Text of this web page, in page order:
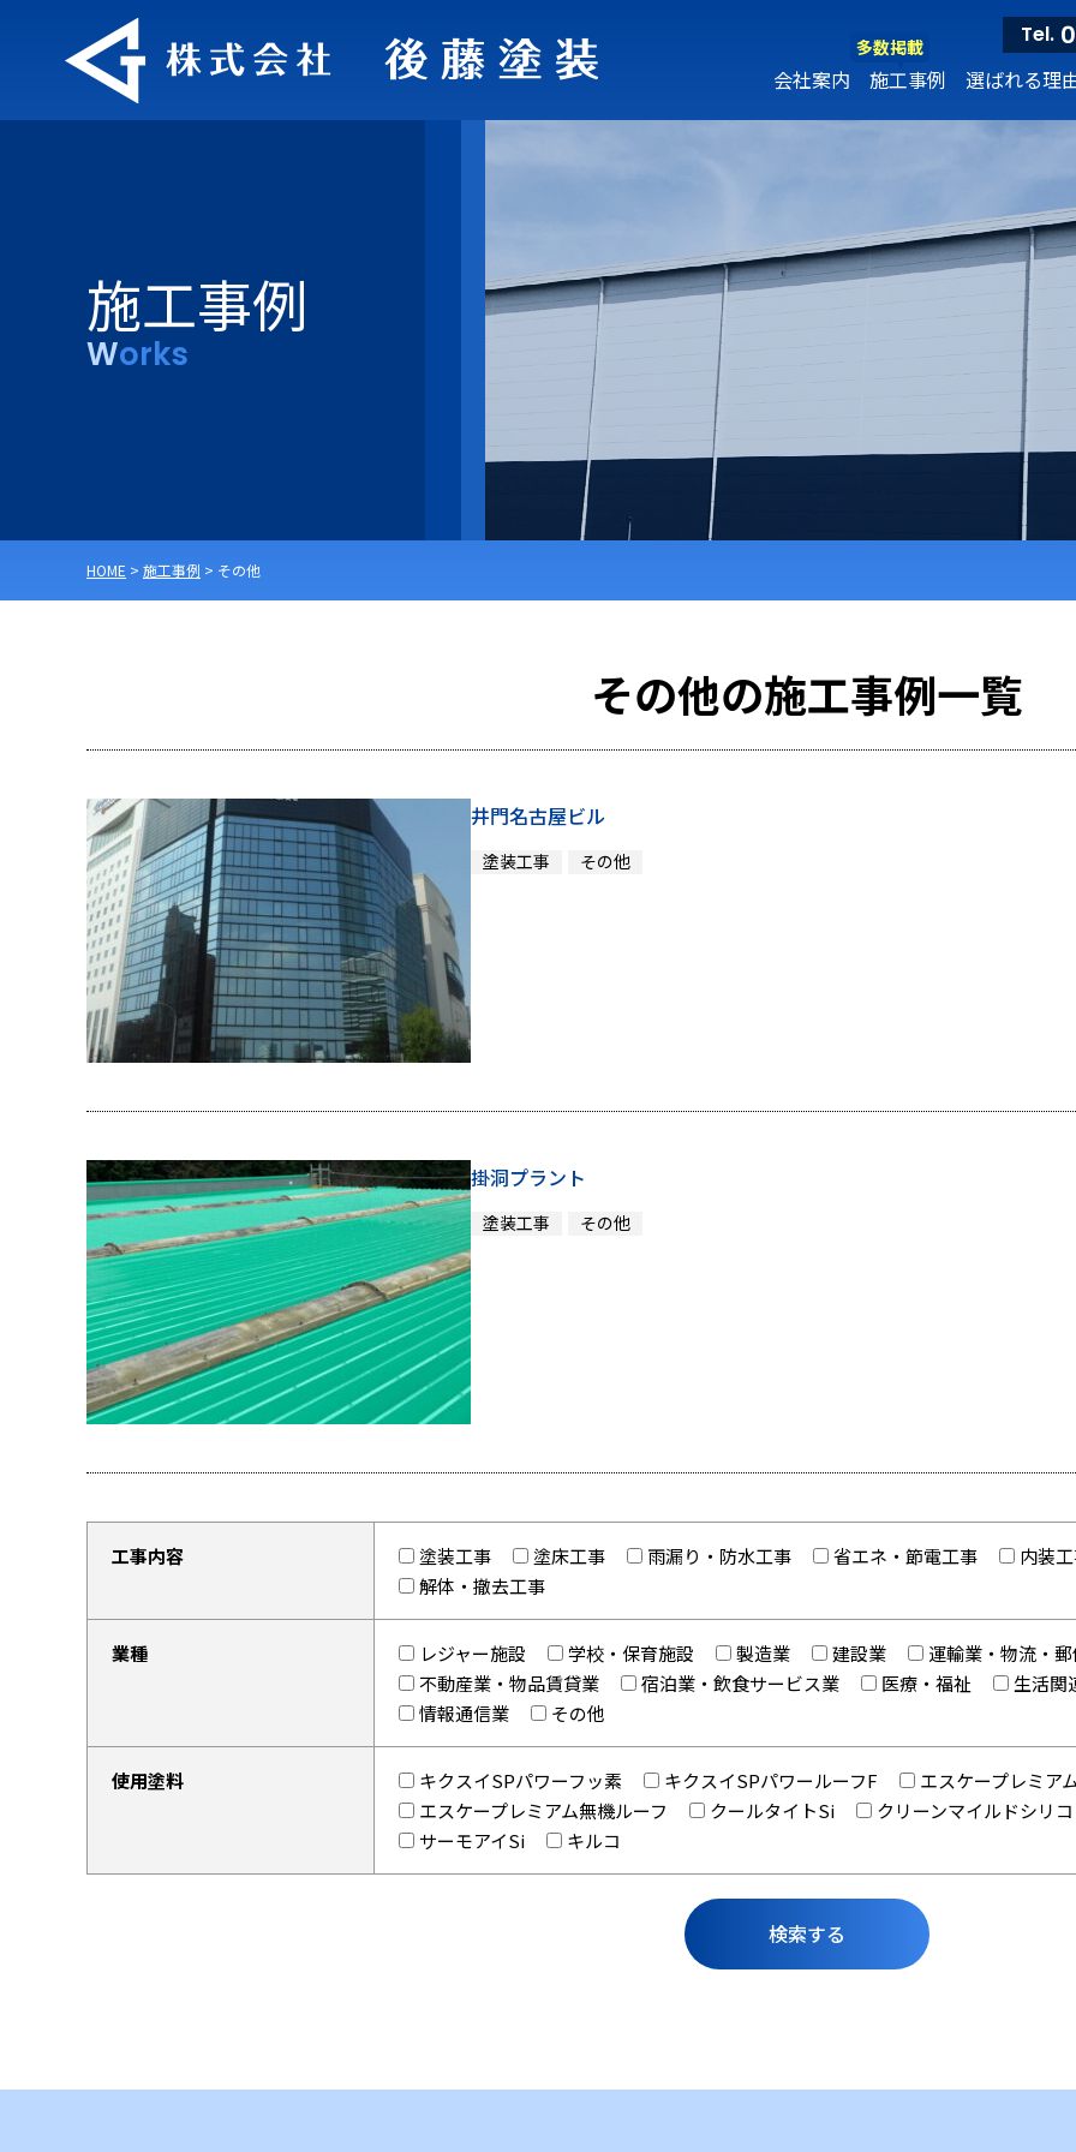
Tel.
会社案内
多数掲載
施工事例 選ばれる理
施工事例
Works
HOME > 施工事例 > その他
その他の施工事例一覧
井門名古屋ビル
塗装工事 その他
掛洞プラント
塗装工事 その他
工事内容 塗装工事 塗床工事 雨漏り・防水工事 省エネ・節電工事
内装
解体・撤去工事
業種 レジャー施設 学校・保育施設 製造業 建設業
運輸業・物流・
不動産業・物品賃貸業
宿泊業・飲食サービス業 医療・福祉
生活関
情報通信業
その他
使用塗料 キクスイSPパワーフッ素 キクスイSPパワールーフF
エスケープレミア
エスケープレミアム無機ルーフ
クールタイトSi
クリーンマイルドシリ
サーモアイSi
キルコ